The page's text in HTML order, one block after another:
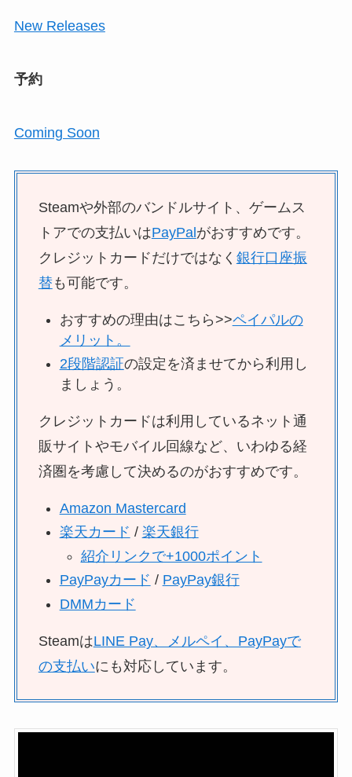
New Releases
予約
Coming Soon
Steamや外部のバンドルサイト、ゲームス
トアでの支払いはPayPalがおすすめです。
クレジットカードだけではなく 銀行口座振
替も可能です。
おすすめの理由はこちら>>ペイパルの
メリット。
2段階認証の設定を済ませてから利用し
ましょう。
クレジットカードは利用しているネット通
販サイトやモバイル回線など、いわゆる経
済圏を考慮して決めるのがおすすめです。
Amazon Mastercard
楽天カード / 楽天銀行
紹介リンクで+1000ポイント
PayPayカード / PayPay銀行
DMMカード
SteamはLINE Pay、メルペイ、PayPayで
の支払いにも対応しています。